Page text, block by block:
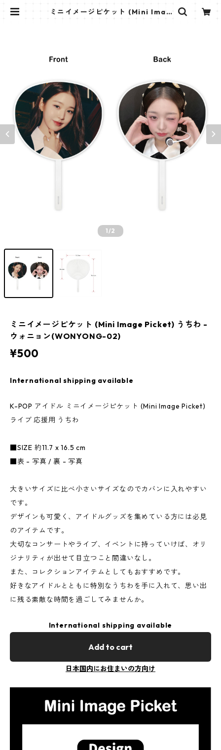
ミニイメージピケット (Mini Imag
1/2
ミニイメージピケット (Mini Image Picket) うちわ -
ウォニョン(WONYONG-02)
¥500
International shipping available
K-POP アイドル ミニイメージピケット (Mini Image Picket)
ライブ 応援用 うちわ
■SIZE 約11.7 x 16.5 cm
■表 - 写真 / 裏 - 写真
大きいサイズに比べ小さいサイズなのでカバンに入れやすい
です。
デザインも可愛く、アイドルグッズを集めている方には必見
のアイテムです。
大切なコンサートやライブ、イベントに持っていけば、オリ
ジナリティが出せて目立つこと間違いなし。
また、コレクションアイテムとしてもおすすめです。
好きなアイドルとともに特別なうちわを手に入れて、思い出
に残る素敵な時間を過ごしてみませんか。
International shipping available
Add to cart
日本国内にお住まいの方向け